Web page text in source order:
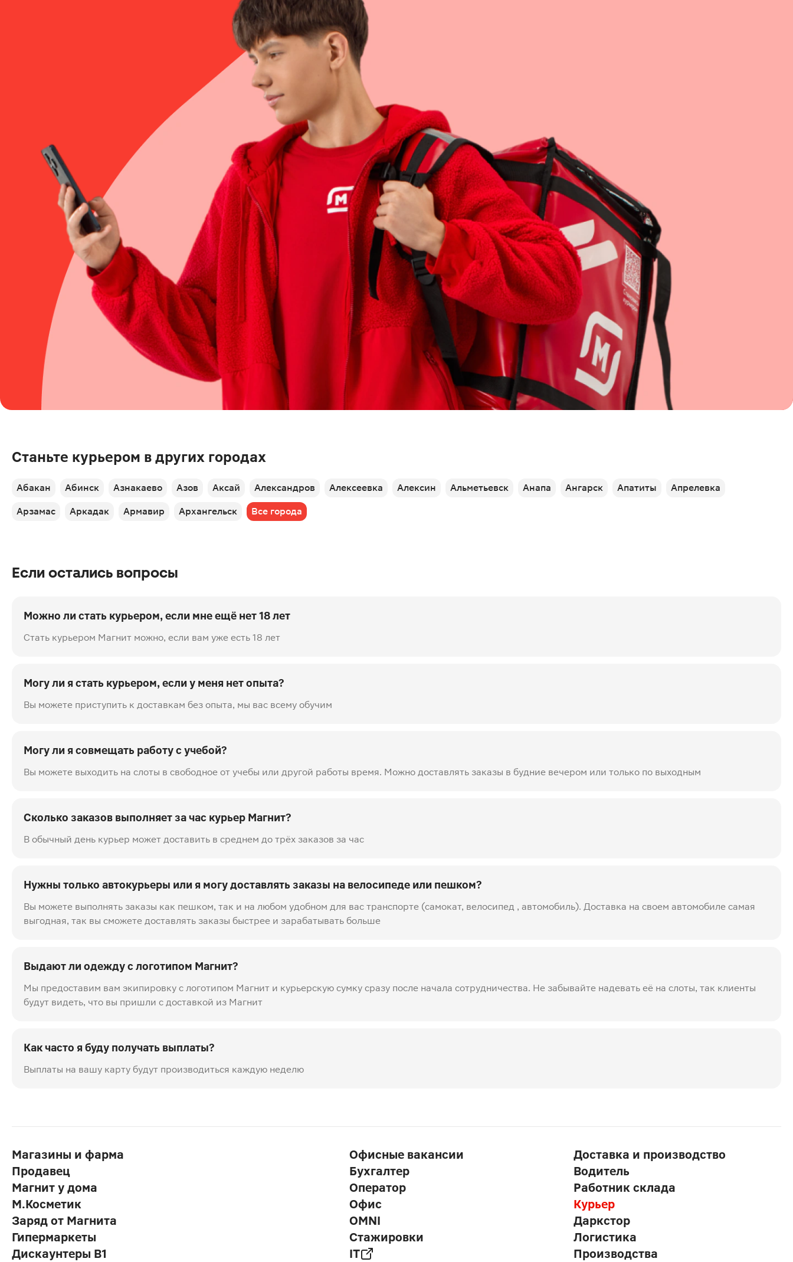
Станьте курьером в других городах
Абакан Абинск Азнакаево Азов Аксай Александров Алексеевка Алексин Альметьевск Анапа Ангарск Апатиты Апрелевка
Арзамас Аркадак Армавир Архангельск Все города
Если остались вопросы
Можно ли стать курьером, если мне ещё нет 18 лет
Стать курьером Магнит можно, если вам уже есть 18 лет
Могу ли я стать курьером, если у меня нет опыта?
Вы можете приступить к доставкам без опыта, мы вас всему обучим
Могу ли я совмещать работу с учебой?
Вы можете выходить на слоты в свободное от учебы или другой работы время. Можно доставлять заказы в будние вечером или только по выходным
Сколько заказов выполняет за час курьер Магнит?
В обычный день курьер может доставить в среднем до трёх заказов за час
Нужны только автокурьеры или я могу доставлять заказы на велосипеде или пешком?
Вы можете выполнять заказы как пешком, так и на любом удобном для вас транспорте (самокат, велосипед , автомобиль). Доставка на своем автомобиле самая
выгодная, так вы сможете доставлять заказы быстрее и зарабатывать больше
Выдают ли одежду с логотипом Магнит?
Мы предоставим вам экипировку с логотипом Магнит и курьерскую сумку сразу после начала сотрудничества. Не забывайте надевать её на слоты, так клиенты
будут видеть, что вы пришли с доставкой из Магнит
Как часто я буду получать выплаты?
Выплаты на вашу карту будут производиться каждую неделю
Магазины и фарма
Продавец
Магнит у дома
М.Косметик
Заряд от Магнита
Гипермаркеты
Дискаунтеры В1
Офисные вакансии
Бухгалтер
Оператор
Офис
OMNI
Стажировки
IT
Доставка и производство
Водитель
Работник склада
Курьер
Даркстор
Логистика
Производства